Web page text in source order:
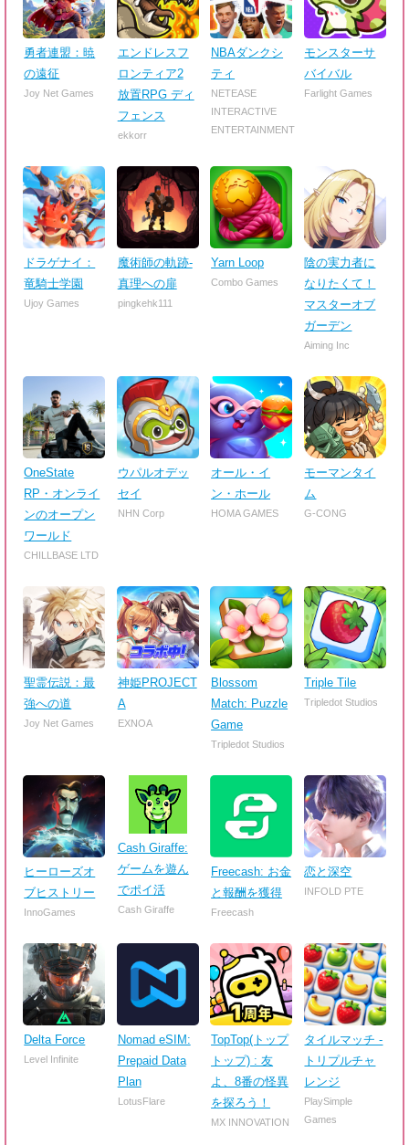
勇者連盟：暁
の遠征
Joy Net Games
エンドレスフ
ロンティア2
放置RPG ディ
フェンス
ekkorr
NBAダンクシ
ティ
NETEASE
INTERACTIVE
ENTERTAINMENT
モンスターサ
バイバル
Farlight Games
ドラゲナイ：
竜騎士学園
Ujoy Games
魔術師の軌跡-
真理への扉
pingkehk111
Yarn Loop
Combo Games
陰の実力者に
なりたくて！
マスターオブ
ガーデン
Aiming Inc
OneState
RP・オンライ
ンのオープン
ワールド
CHILLBASE LTD
ウパルオデッ
セイ
NHN Corp
オール・イ
ン・ホール
HOMA GAMES
モーマンタイ
ム
G-CONG
聖霊伝説：最
強への道
Joy Net Games
神姫PROJECT
A
EXNOA
Blossom
Match: Puzzle
Game
Tripledot Studios
Triple Tile
Tripledot Studios
ヒーローズオ
ブヒストリー
InnoGames
Cash Giraffe:
ゲームを遊ん
でポイ活
Cash Giraffe
Freecash: お金
と報酬を獲得
Freecash
恋と深空
INFOLD PTE
Delta Force
Level Infinite
Nomad eSIM:
Prepaid Data
Plan
LotusFlare
TopTop(トップ
トップ) : 友
よ、8番の怪異
を探ろう！
MX INNOVATION
タイルマッチ -
トリプルチャ
レンジ
PlaySimple
Games